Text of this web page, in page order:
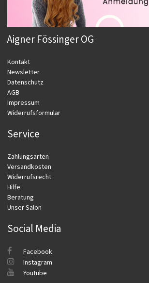
Aigner Fössinger OG
Kontakt
Newsletter
Datenschutz
AGB
Impressum
Widerrufsformular
Service
Zahlungsarten
Versandkosten
Widerrufsrecht
Hilfe
Beratung
Unser Salon
Social Media
Facebook
Instagram
Youtube